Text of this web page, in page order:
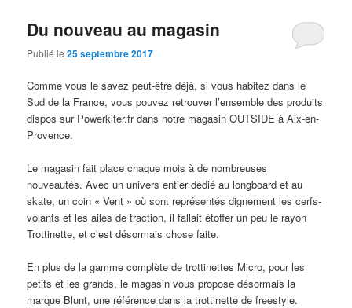
Du nouveau au magasin
Publié le25 septembre 2017
Comme vous le savez peut-être déjà, si vous habitez dans le
Sud de la France, vous pouvez retrouver l’ensemble des produits
dispos sur Powerkiter.fr dans notre magasin OUTSIDE à Aix-en-
Provence.
Le magasin fait place chaque mois à de nombreuses
nouveautés. Avec un univers entier dédié au longboard et au
skate, un coin « Vent » où sont représentés dignement les cerfs-
volants et les ailes de traction, il fallait étoffer un peu le rayon
Trottinette, et c’est désormais chose faite.
En plus de la gamme complète de trottinettes Micro, pour les
petits et les grands, le magasin vous propose désormais la
marque Blunt, une référence dans la trottinette de freestyle.